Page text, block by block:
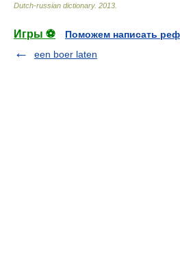
Dutch-russian dictionary. 2013
Игры ⚽
Поможем написать
een boer laten